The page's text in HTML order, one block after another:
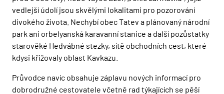
vedlejší údolí jsou skvělými lokalitami pro pozorování
divokého života. Nechybí obec Tatev a plánovaný národní
park ani orbelyanská karavanní stanice a další pozůstatky
starověké Hedvábné stezky, sítě obchodních cest, které
kdysi křižovaly oblast Kavkazu.
Průvodce navíc obsahuje záplavu nových informací pro
dobrodružné cestovatele včetně rad týkajících se pěší